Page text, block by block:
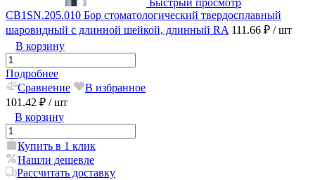
Быстрый просмотр
CB1SN.205.010 Бор стоматологический твердосплавный
шаровидный с длинной шейкой, длинный RA 111.66 ₽ / шт
В корзину
Подробнее
Сравнение
В избранное
101.42 ₽ / шт
В корзину
Купить в 1 клик
Нашли дешевле
Рассчитать доставку